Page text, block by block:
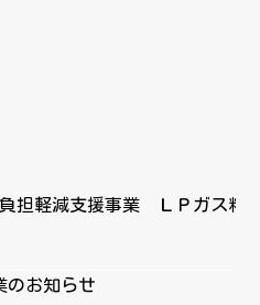
担軽減支援事業 ＬＰガス料
のお知らせ